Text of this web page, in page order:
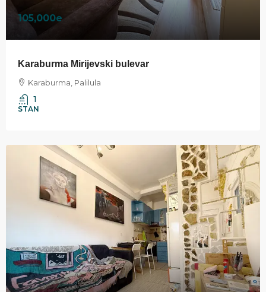
105,000e
Karaburma Mirijevski bulevar
Karaburma, Palilula
1
STAN